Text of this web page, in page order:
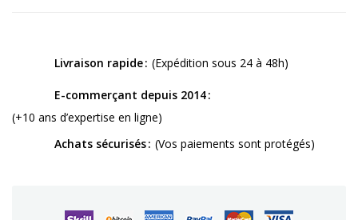
Livraison rapide (Expédition sous 24 à 48h)
E-commerçant depuis 2014
(+10 ans d’expertise en ligne)
Achats sécurisés (Vos paiements sont protégés)